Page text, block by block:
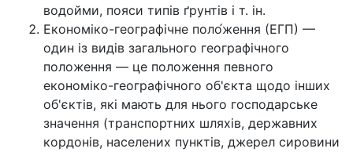
водойми, пояси типів ґрунтів і т. ін.
Економіко-географічне поло́ження (ЕГП) —
один із видів загального географічного
положення — це положення певного
економіко-географічного об'єкта щодо інших
об'єктів, які мають для нього господарське
значення (транспортних шляхів, державних
кордонів, населених пунктів, джерел сировини